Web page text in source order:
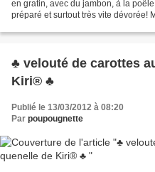
en gratin, avec du jambon, à la
préparé et surtout très vite dévorée!
♣ velouté de carottes
Kiri® ♣
Publié le 13/03/2012 à 08:20
Par poupougnette